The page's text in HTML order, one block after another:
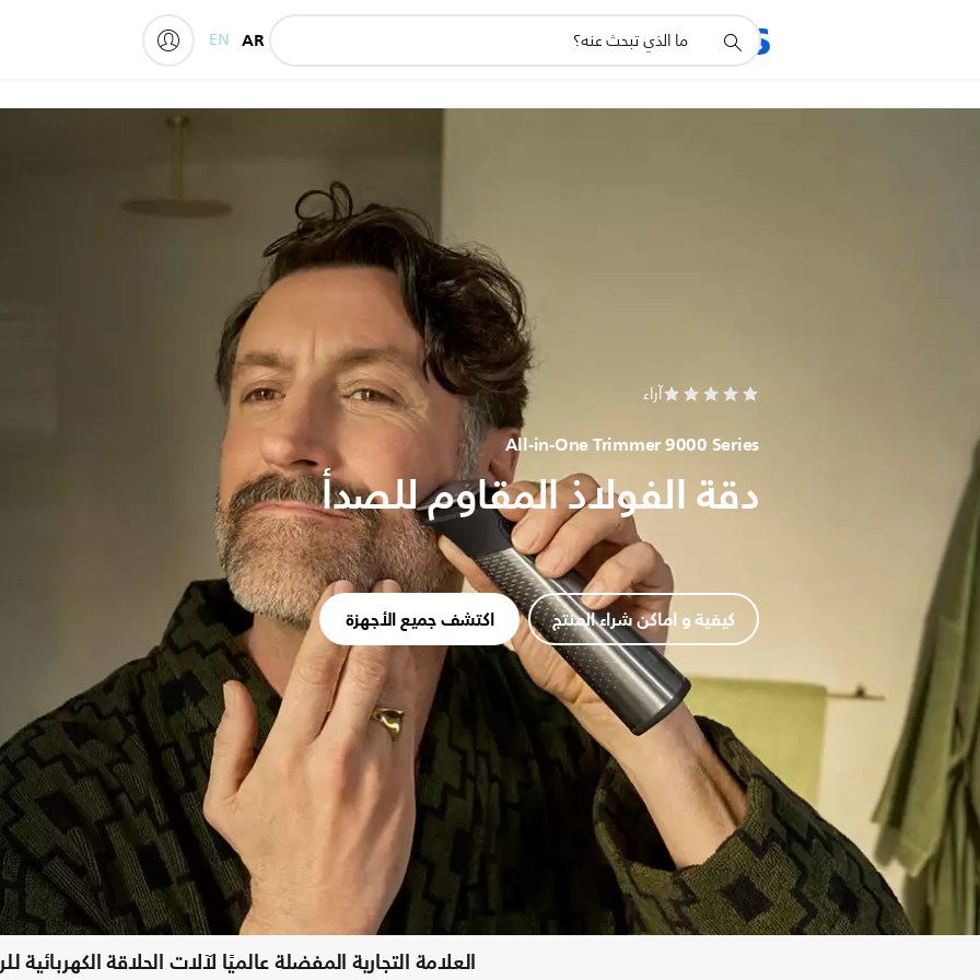
المنتجات
أيقونة
دعم
AR
EN
آراء
All-in-One Trimmer 9000 Series
دقة الفولاذ المقاوم للصدأ
كيفية و اماكن شراء المنتج اكتشف جميع الأجهزة
العلامة التجارية المفضلة عالميًا لآلات الحلاقة الكهربائية